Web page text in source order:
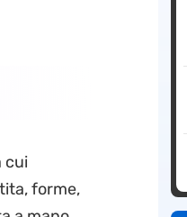
cui
forme,